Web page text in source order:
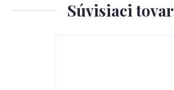
Súvisiaci tovar